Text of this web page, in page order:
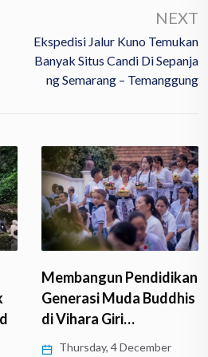
NEXT
Ekspedisi Jalur Kuno Temukan
Banyak Situs Candi Di Sepanja
Ng Semarang – Temanggung
Membangun Pendidikan
Generasi Muda Buddhis
di Vihara Giri…
Thursday, 4 December